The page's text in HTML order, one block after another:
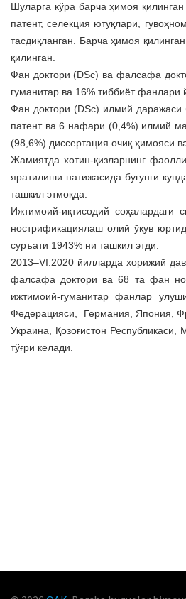
Шуларга кўра барча ҳимоя
патент, селекция ютуқлари,
тас­диқланган. Барча ҳимоя
қилинган.
Фан доктори (DSc) ва фалсафа
гуманитар ва 16% тиббиёт фанлари
Фан доктори (DSc) илмий даражаси
патент ва 6 нафари (0,4%) илмий
(98,6%) диссертация очиқ ҳимояси
Жамиятда хотин-қизларнинг
яратилиши натижасида бугунги
ташкил этмоқда.
Ижтимоий-иқтисодий соҳалардаги
нострификациялаш олий ўқув
суръати 1943% ни ташкил этди.
2013–VI.2020 йилларда хорижий
фалсафа доктори ва 68 та фан
ижтимоий-гуманитар фанлар
Федерацияси, Германия, Япония,
Украина, Қозоғистон
тўғри келади.